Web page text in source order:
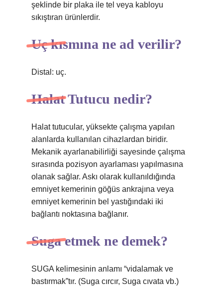
şeklinde bir plaka ile tel veya kabloyu
sıkıştıran ürünlerdir.
Uç kısmına ne ad verilir?
Distal: uç.
Halat Tutucu nedir?
Halat tutucular, yüksekte çalışma yapılan
alanlarda kullanılan cihazlardan biridir.
Mekanik ayarlanabilirliği sayesinde çalışma
sırasında pozisyon ayarlaması yapılmasına
olanak sağlar. Askı olarak kullanıldığında
emniyet kemerinin göğüs ankrajına veya
emniyet kemerinin bel yastığındaki iki
bağlantı noktasına bağlanır.
Suga etmek ne demek?
SUGA kelimesinin anlamı “vidalamak ve
bastırmak”tır. (Suga cırcır, Suga cıvata vb.)